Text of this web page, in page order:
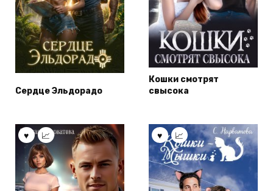
Сердце Эльдорадо
Кошки смотрят
свысока